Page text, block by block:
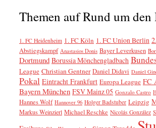
Themen auf Rund um
1. FC Heidenheim 1. FC Köln 1. FC Union Berlin
Abstiegskampf Anastasios Donis Bayer Leverkusen
Dortmund Borussia Mönchengladbach
League Christian Gentner Daniel Didavi Daniel
Pokal Eintracht Frankfurt Europa League FC
Bayern München FSV Mainz 05 Gonzalo Castro
Hannes Wolf Hannover 96 Holger Badstuber Leipzig
Markus Weinzierl Michael Reschke Nicolás González